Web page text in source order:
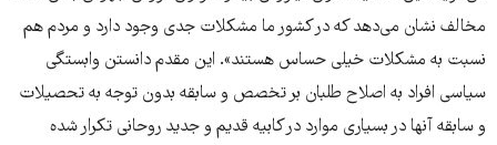
مخالف نشان می‌دهد که در کشور ما مشکلات جدی وجود دارد و مردم هم
نسبت به مشکلات خیلی حساس هستند». این مقدم دانستن وابستگی
سیاسی افراد به اصلاح طلبان بر تخصص و سابقه بدون توجه به تحصیلات
و سابقه آنها در بسیاری موارد در کابیه قدیم و جدید روحانی تکرار شده